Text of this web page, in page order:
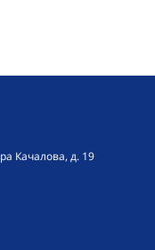
Качалова, д. 19